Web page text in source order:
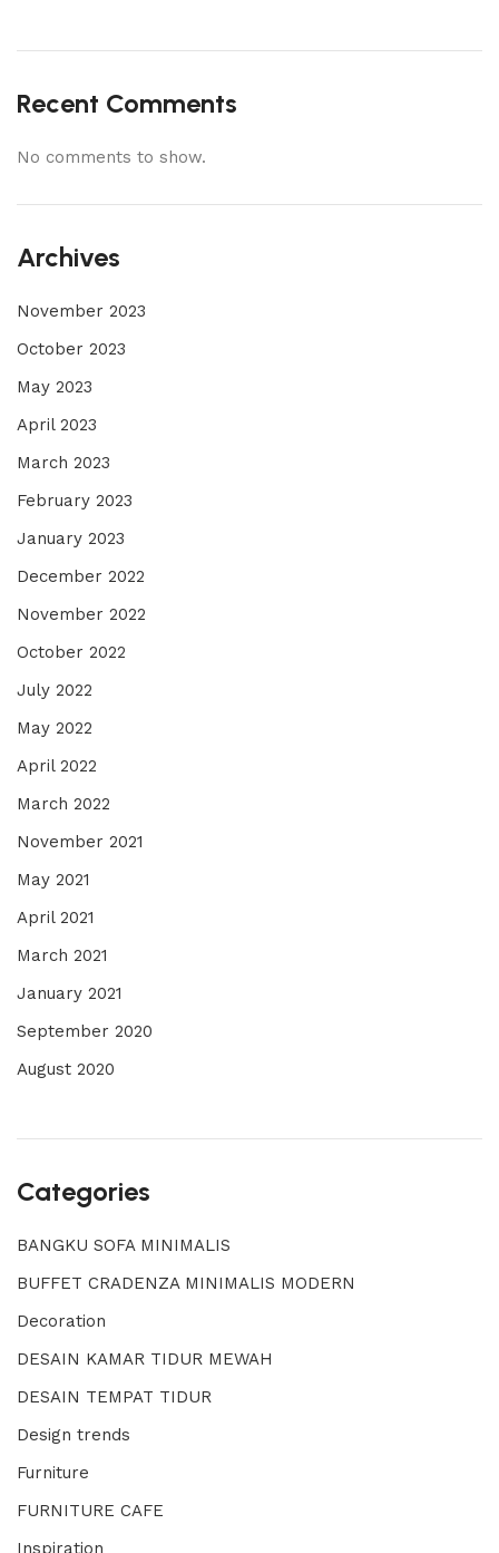
Recent Comments
No comments to show.
Archives
November 2023
October 2023
May 2023
April 2023
March 2023
February 2023
January 2023
December 2022
November 2022
October 2022
July 2022
May 2022
April 2022
March 2022
November 2021
May 2021
April 2021
March 2021
January 2021
September 2020
August 2020
Categories
BANGKU SOFA MINIMALIS
BUFFET CRADENZA MINIMALIS MODERN
Decoration
DESAIN KAMAR TIDUR MEWAH
DESAIN TEMPAT TIDUR
Design trends
Furniture
FURNITURE CAFE
Inspiration